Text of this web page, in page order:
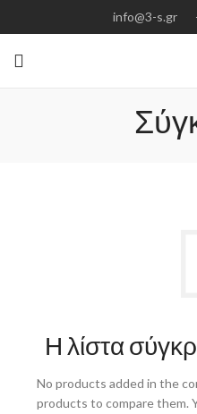
info@3-s.gr
Η λίστα
No products added in the
products to compare them.